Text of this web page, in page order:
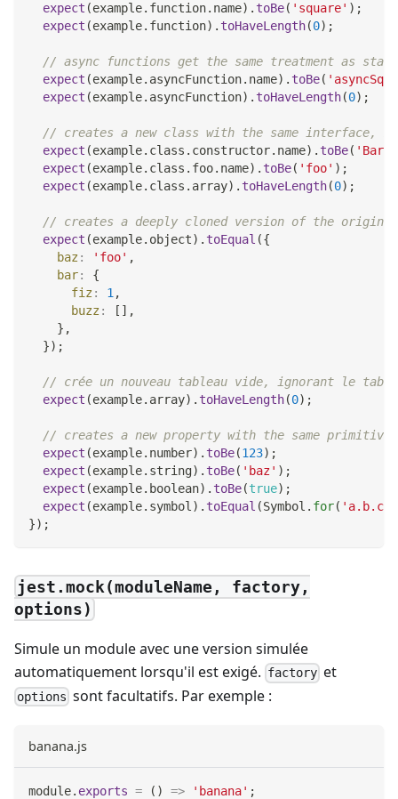
expect (example. function. name) . toBe( 'square' ) ;
expect (example. function) . toHaveLength(0) ;
// async functions get the same treatment as
expect (example. asyncFunction. name) . toBe(
expect (example. asyncFunction) . toHaveLength(0) ;
// creates a new class with the same interface,
expect (example. class . constructor. name) . toBe( 'Bar'
expect (example. class . foo. name) . toBe( 'foo' ) ;
expect (example. class . array) . toHaveLength(0) ;
// creates a deeply cloned version of the
expect (example. object) . toEqual ({
baz : 'foo' ,
bar:
{
fiz : 1 ,
buzz : [ ] ,
} ,
}) ;
// crée un nouveau tableau vide, ignorant le
expect (example. array) . toHaveLength(0) ;
// creates a new property with the same
expect (example. number) . toBe(123) ;
expect (example. string) . toBe( 'baz' ) ;
expect (example. boolean) . toBe(true) ;
expect (example. symbol ) . toEqual (Symbol . for( 'a.b.c'
}) ;
jest.mock(moduleName, factory,
options)
Simule un module avec une version simulée
automatiquement lorsqu'il est exigé. factory et
options sont facultatifs. Par exemple :
banana.js
module. exports = ( ) => 'banana' ;